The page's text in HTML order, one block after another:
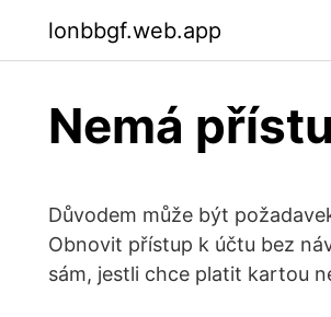
lonbbgf.web.app
Nemá
Důvodem může být
Obnovit přístup k účtu bez
sám, jestli chce platit kartou